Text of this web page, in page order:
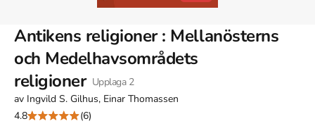
Antikens religioner : Mellanösterns
och Medelhavsområdets
religioner Upplaga 2
av Ingvild S. Gilhus, Einar Thomassen
4.8
(6)